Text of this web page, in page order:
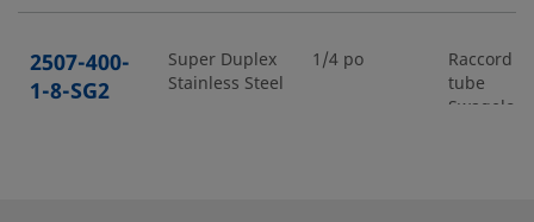
2507-400-
1-8-SG2
Super Duplex
Stainless Steel
1/4 po
Raccord
tube